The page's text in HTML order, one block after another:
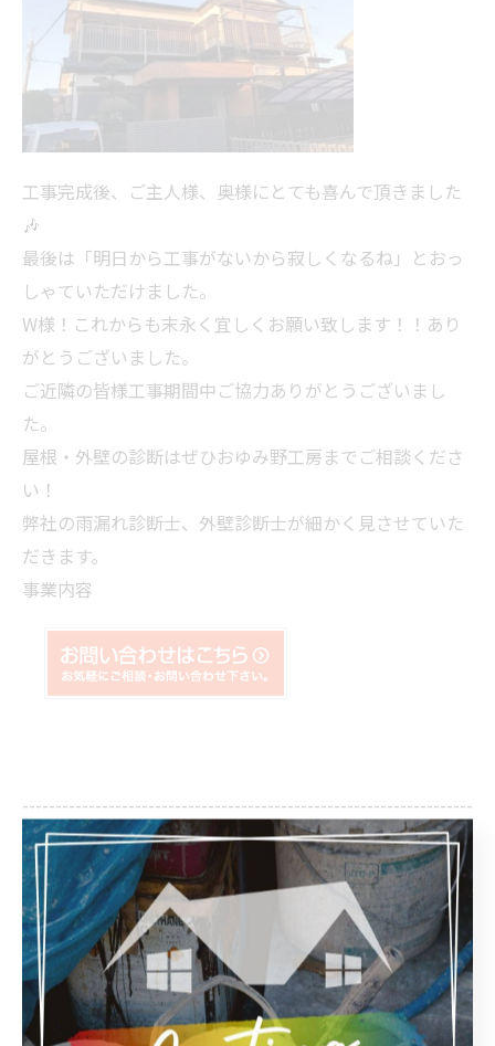
工事完成後、ご主人様、奥様にとても喜んで頂きました
🎶
最後は「明日から工事がないから寂しくなるね」とおっ
しゃていただけました。
W様！これからも末永く宜しくお願い致します！！あり
がとうございました。
ご近隣の皆様工事期間中ご協力ありがとうございまし
た。
屋根・外壁の診断はぜひおゆみ野工房までご相談くださ
い！
弊社の雨漏れ診断士、外壁診断士が細かく見させていた
だきます。
事業内容
--------------------------------------------------------------------
--
おゆみ野工房
千葉県千葉市緑区辺田町152-1
電話番号:043-292-6633
FAX番号:043-292-6633
--------------------------------------------------------------------